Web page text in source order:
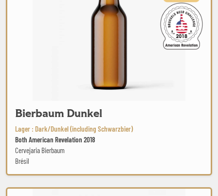
Bierbaum Dunkel
Lager : Dark/Dunkel (including Schwarzbier)
Both American Revelation 2018
Cervejaria Bierbaum
Brésil